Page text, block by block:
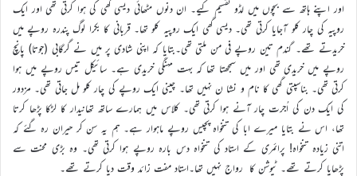
اور اپنے ہاتھ سے بچوں میں لڈو تقسیم کیے۔ ان دنوں مٹھائی دیسی گھی کی ہوا کرتی تھی اور ایک
روپیہ کی چار کلو آجایا کرتی تھی۔ دیسی گھی ایک روپیہ کلو تھا۔ قربانی کا بکرا لوگ پندرہ روپے میں
خریدتے تھے۔ گندم تین روپے فی من ملتی تھی۔بتایا کہ اپنی شادی پر میں نے گرگابی (جوتا) پانچ
روپے میں خریدی تھی اور میں سمجھتا تھا کہ بہت مہنگی خریدی ہے۔ سائیکل تیس روپے میں ہوا
کرتی تھی۔ بناسپتی گھی کا نام و نشا ن نہیں تھا۔ چینی ایک روپے کی چار کلو مل جاتی تھی۔ مزدور
کی ایک دن کی اُجرت چار آنے ہوا کرتی تھی۔ کلاس میں ہمارے ساتھ تھانیدار کا لڑکا پڑھا کرتا
تھا، اس نے بتایا میرے ابا کی تنخواہ پچیس روپے ماہوار ہے۔ ہم یہ سن کر حیران رہ گئے کہ
اتنی زیادہ تنخواہ! پرائمری کے استاد کی تنخواہ دس بارہ روپے ہوا کرتی تھی۔ وہ بڑی محنت سے
پڑھایا کرتے تھے۔ ٹیوشن کا رواج نہیں تھا۔استاد مفت زائد وقت دیا کرتے تھے۔